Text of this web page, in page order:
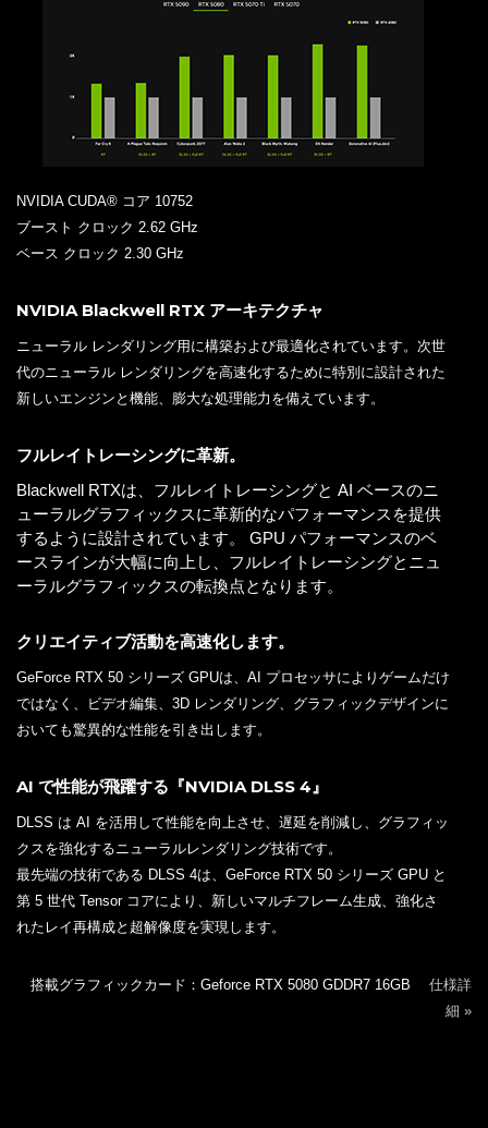
NVIDIA CUDA® コア 10752
ブースト クロック 2.62 GHz
ベース クロック 2.30 GHz
NVIDIA Blackwell RTX アーキテクチャ
ニューラル レンダリング用に構築および最適化されています。次世
代のニューラル レンダリングを高速化するために特別に設計された
新しいエンジンと機能、膨大な処理能力を備えています。
フルレイトレーシングに革新。
Blackwell RTXは、フルレイトレーシングと AI ベースのニ
ューラルグラフィックスに革新的なパフォーマンスを提供
するように設計されています。 GPU パフォーマンスのベ
ースラインが大幅に向上し、フルレイトレーシングとニュ
ーラルグラフィックスの転換点となります。
クリエイティブ活動を高速化します。
GeForce RTX 50 シリーズ GPUは、AI プロセッサによりゲームだけ
ではなく、ビデオ編集、3D レンダリング、グラフィックデザインに
おいても驚異的な性能を引き出します。
AI で性能が飛躍する『NVIDIA DLSS 4』
DLSS は AI を活用して性能を向上させ、遅延を削減し、グラフィッ
クスを強化するニューラルレンダリング技術です。
最先端の技術である DLSS 4は、GeForce RTX 50 シリーズ GPU と
第 5 世代 Tensor コアにより、新しいマルチフレーム生成、強化さ
れたレイ再構成と超解像度を実現します。
搭載グラフィックカード：Geforce RTX 5080 GDDR7 16GB 仕様詳
細 »